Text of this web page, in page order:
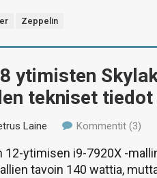
Zeppelin
ytimisten
tekniset
Laine Kommentit (3)
12-ytimisen i9-7920X -
tavoin 140 wattia,